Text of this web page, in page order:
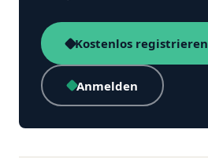
Kostenlos registrieren
Anmelden